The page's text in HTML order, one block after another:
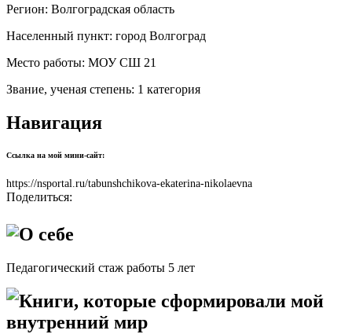
Регион: Волгоградская область
Населенный пункт: город Волгоград
Место работы: МОУ СШ 21
Звание, ученая степень: 1 категория
Навигация
Ссылка на мой мини-сайт:
https://nsportal.ru/tabunshchikova-ekaterina-nikolaevna
Поделиться:
О себе
Педагогический стаж работы 5 лет
Книги, которые сформировали мой
внутренний мир